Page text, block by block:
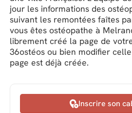
jour les informations des
suivant les remontées faîtes
vous êtes ostéopathe à
librement créé la page de
36ostéos ou bien modifier
page est déjà créée.
Inscrire son